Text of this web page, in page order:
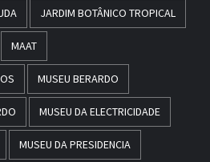
JARDIM BOTÂNICO TROPICAL
MAAT
MUSEU BERARDO
MUSEU DA ELECTRICIDADE
MUSEU DA PRESIDENCIA